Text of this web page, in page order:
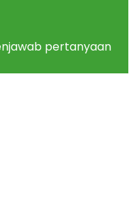
pertanyaan